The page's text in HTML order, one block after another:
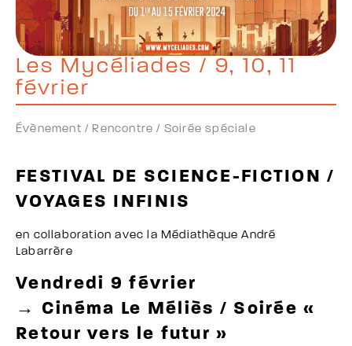
Les Mycéliades / 9, 10, 11
février
Évènement / Rencontre / Soirée spéciale
FESTIVAL DE SCIENCE-FICTION /
VOYAGES INFINIS
en collaboration avec la Médiathèque André
Labarrère
Vendredi 9 février
→ Cinéma Le Méliès / Soirée «
Retour vers le futur »